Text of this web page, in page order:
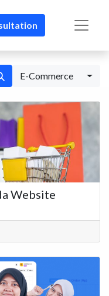
E-Commerce
Website